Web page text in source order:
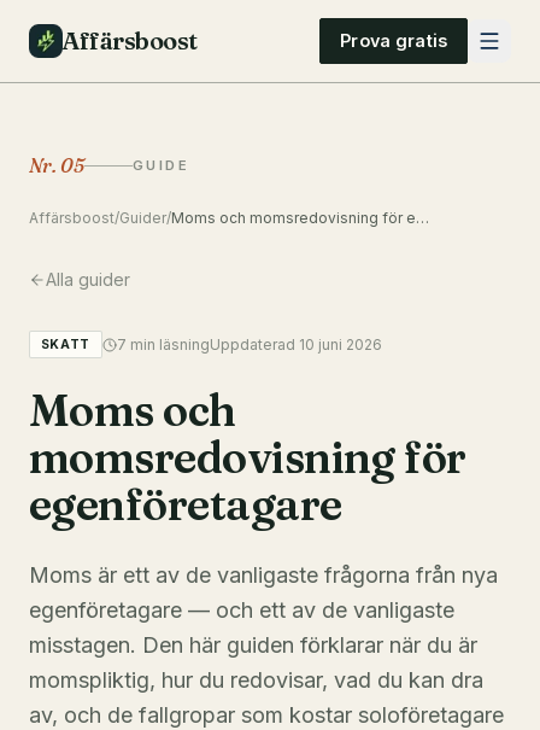
Affärsboost Prova gratis
Nr. 05 GUIDE
Affärsboost/Guider/ Moms och momsredovisning för egenföretagare
Alla guider
SKATT 7 min läsningUppdaterad 10 juni 2026
Moms och
momsredovisning för
egenföretagare
Moms är ett av de vanligaste frågorna från nya
egenföretagare — och ett av de vanligaste
misstagen. Den här guiden förklarar när du är
momspliktig, hur du redovisar, vad du kan dra
av, och de fallgropar som kostar soloföretagare